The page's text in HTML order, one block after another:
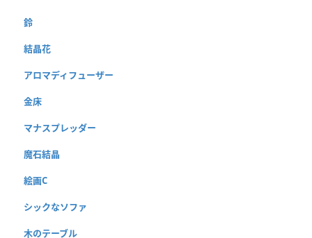
鈴
結晶花
アロマディフューザー
金床
マナスプレッダー
魔石結晶
絵画C
シックなソファ
木のテーブル